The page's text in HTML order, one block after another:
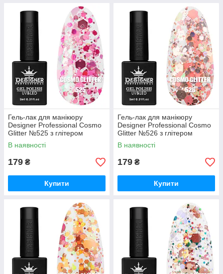
Гель-лак для манікюру
Designer Professional Cosmo
Glitter №525 з глітером
різного розміру, 9 мл
В наявності
179 ₴
Купити
Гель-лак для манікюру
Designer Professional Cosmo
Glitter №526 з глітером
різного розміру, 9 мл
В наявності
179 ₴
Купити